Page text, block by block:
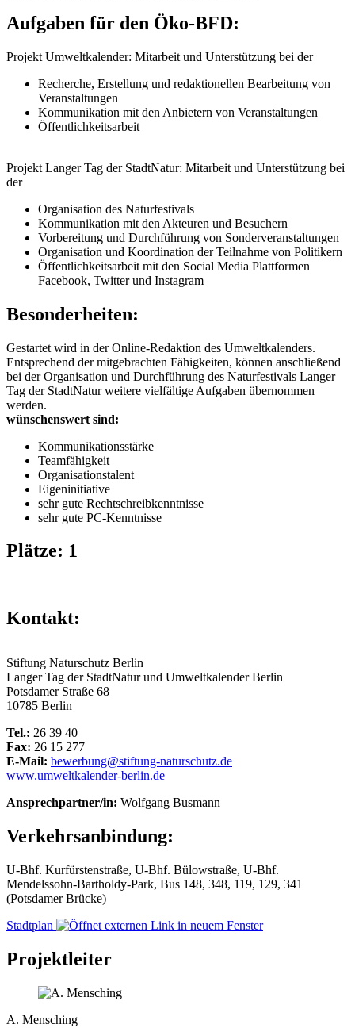
Aufgaben für den Öko-BFD:
Projekt Umweltkalender: Mitarbeit und Unterstützung bei der
Recherche, Erstellung und redaktionellen Bearbeitung von
Veranstaltungen
Kommunikation mit den Anbietern von Veranstaltungen
Öffentlichkeitsarbeit
Projekt Langer Tag der StadtNatur: Mitarbeit und Unterstützung bei
der
Organisation des Naturfestivals
Kommunikation mit den Akteuren und Besuchern
Vorbereitung und Durchführung von Sonderveranstaltungen
Organisation und Koordination der Teilnahme von Politikern
Öffentlichkeitsarbeit mit den Social Media Plattformen
Facebook, Twitter und Instagram
Besonderheiten:
Gestartet wird in der Online-Redaktion des Umweltkalenders.
Entsprechend der mitgebrachten Fähigkeiten, können anschließend
bei der Organisation und Durchführung des Naturfestivals Langer
Tag der StadtNatur weitere vielfältige Aufgaben übernommen
werden.
wünschenswert sind:
Kommunikationsstärke
Teamfähigkeit
Organisationstalent
Eigeninitiative
sehr gute Rechtschreibkenntnisse
sehr gute PC-Kenntnisse
Plätze: 1
Kontakt:
Stiftung Naturschutz Berlin
Langer Tag der StadtNatur und Umweltkalender Berlin
Potsdamer Straße 68
10785 Berlin
Tel.: 26 39 40
Fax: 26 15 277
E-Mail: bewerbung@stiftung-naturschutz.de
www.umweltkalender-berlin.de
Ansprechpartner/in: Wolfgang Busmann
Verkehrsanbindung:
U-Bhf. Kurfürstenstraße, U-Bhf. Bülowstraße, U-Bhf.
Mendelssohn-Bartholdy-Park, Bus 148, 348, 119, 129, 341
(Potsdamer Brücke)
Stadtplan
Projektleiter
A. Mensching